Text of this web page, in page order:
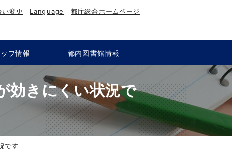
い変更 Language 都庁総合ホームページ
プ情報 都内図書館情報
効きにくい状況で
です